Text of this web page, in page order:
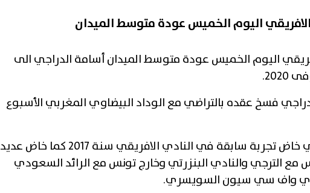
اليوم الخميس عودة متوسط الميدان
اليوم الخميس عودة متوسط الميدان أسامة الدراجي الى
.
فسخ عقده بالتراضي مع الوداد البيضاوي المغربي الأسبوع
ويذكر أن الدراجي خاض تجربة سابقة في النادي الافريقي سنة 2017 كما خاض عديد
مع الترجي والنادي البنزرتي وخارج تونس مع الرائد السعودي
واف سي سيون السويسري.